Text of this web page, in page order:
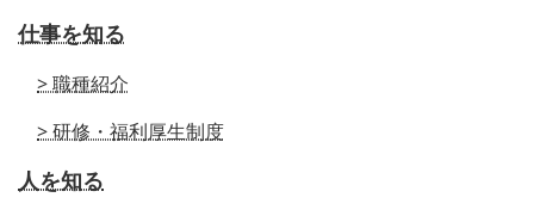
仕事を知る
> 職種紹介
> 研修・福利厚生制度
人を知る